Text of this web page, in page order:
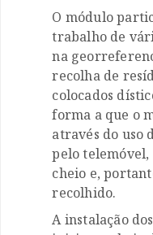
O módulo
trabalho de
na
recolha de
colocados
forma a que o
através do uso
pelo
cheio e,
recolhido.
A instalação